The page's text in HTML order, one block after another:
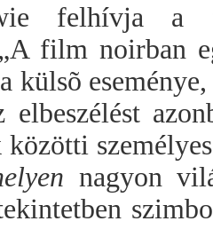
felhívja a
film noirban
külsõ
elbeszélést
nagyon